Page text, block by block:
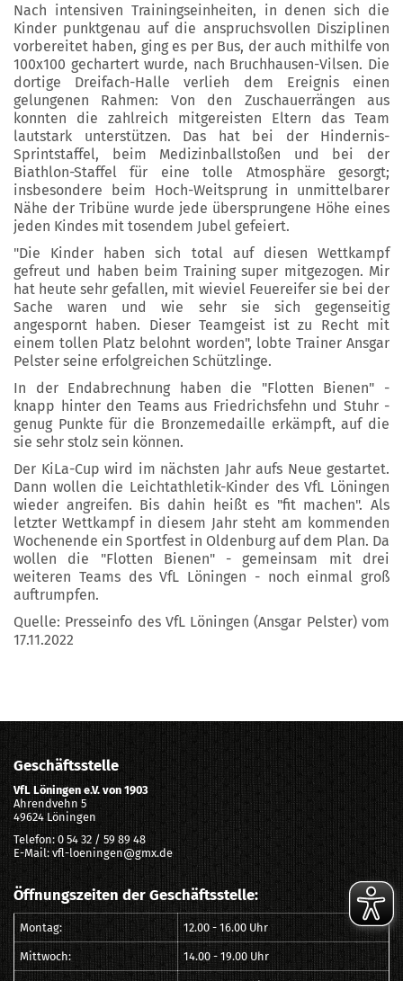
Nach intensiven Trainingseinheiten, in denen sich die
Kinder punktgenau auf die anspruchsvollen Disziplinen
vorbereitet haben, ging es per Bus, der auch mithilfe von
100x100 gechartert wurde, nach Bruchhausen-Vilsen. Die
dortige Dreifach-Halle verlieh dem Ereignis einen
gelungenen Rahmen: Von den Zuschauerrängen aus
konnten die zahlreich mitgereisten Eltern das Team
lautstark unterstützen. Das hat bei der Hindernis-
Sprintstaffel, beim Medizinballstoßen und bei der
Biathlon-Staffel für eine tolle Atmosphäre gesorgt;
insbesondere beim Hoch-Weitsprung in unmittelbarer
Nähe der Tribüne wurde jede übersprungene Höhe eines
jeden Kindes mit tosendem Jubel gefeiert.
"Die Kinder haben sich total auf diesen Wettkampf
gefreut und haben beim Training super mitgezogen. Mir
hat heute sehr gefallen, mit wieviel Feuereifer sie bei der
Sache waren und wie sehr sie sich gegenseitig
angespornt haben. Dieser Teamgeist ist zu Recht mit
einem tollen Platz belohnt worden", lobte Trainer Ansgar
Pelster seine erfolgreichen Schützlinge.
In der Endabrechnung haben die "Flotten Bienen" -
knapp hinter den Teams aus Friedrichsfehn und Stuhr -
genug Punkte für die Bronzemedaille erkämpft, auf die
sie sehr stolz sein können.
Der KiLa-Cup wird im nächsten Jahr aufs Neue gestartet.
Dann wollen die Leichtathletik-Kinder des VfL Löningen
wieder angreifen. Bis dahin heißt es "fit machen". Als
letzter Wettkampf in diesem Jahr steht am kommenden
Wochenende ein Sportfest in Oldenburg auf dem Plan. Da
wollen die "Flotten Bienen" - gemeinsam mit drei
weiteren Teams des VfL Löningen - noch einmal groß
auftrumpfen.
Quelle: Presseinfo des VfL Löningen (Ansgar Pelster) vom
17.11.2022
Geschäftsstelle
VfL Löningen e.V. von 1903
Ahrendvehn 5
49624 Löningen
Telefon: 0 54 32 / 59 89 48
E-Mail: vfl-loeningen@gmx.de
Öffnungszeiten der Geschäftsstelle:
Montag: 12.00 - 16.00 Uhr
Mittwoch: 14.00 - 19.00 Uhr